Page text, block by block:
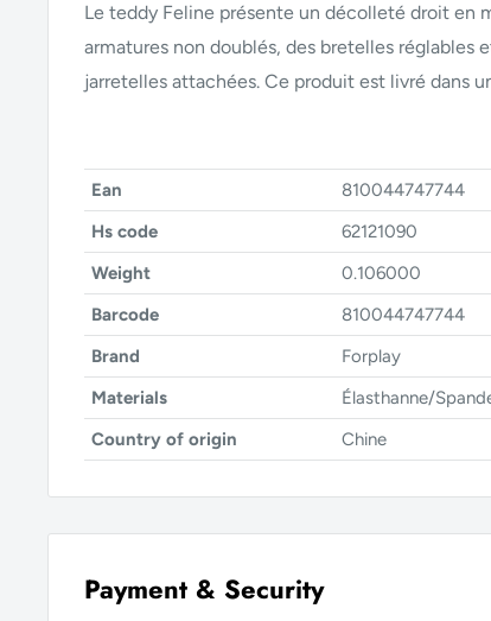
Le teddy Feline présente un décolleté droit en
armatures non doublés, des bretelles réglables
jarretelles attachées. Ce produit est livré dans
Ean
810044747744
Hs code
62121090
Weight
0.106000
Barcode
810044747744
Brand
Forplay
Materials
Élasthanne/
Country of origin
Chine
Payment & Security